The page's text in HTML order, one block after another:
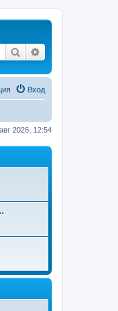
Поиск
Вход
2026, 12:54